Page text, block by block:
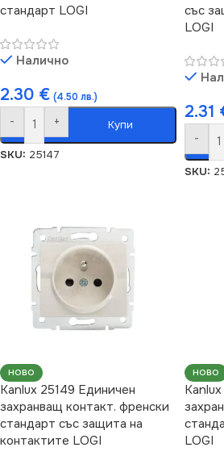
стандарт LOGI
Налично
2.30 € (4.50 лв.)
- + Купи
SKU: 25147
със
LOGI
2.31
-
SKU:
НОВО
Kanlux 25149 Единичен
захранващ контакт. френски
стандарт със защита на
контактите LOGI
НОВО
LOGI